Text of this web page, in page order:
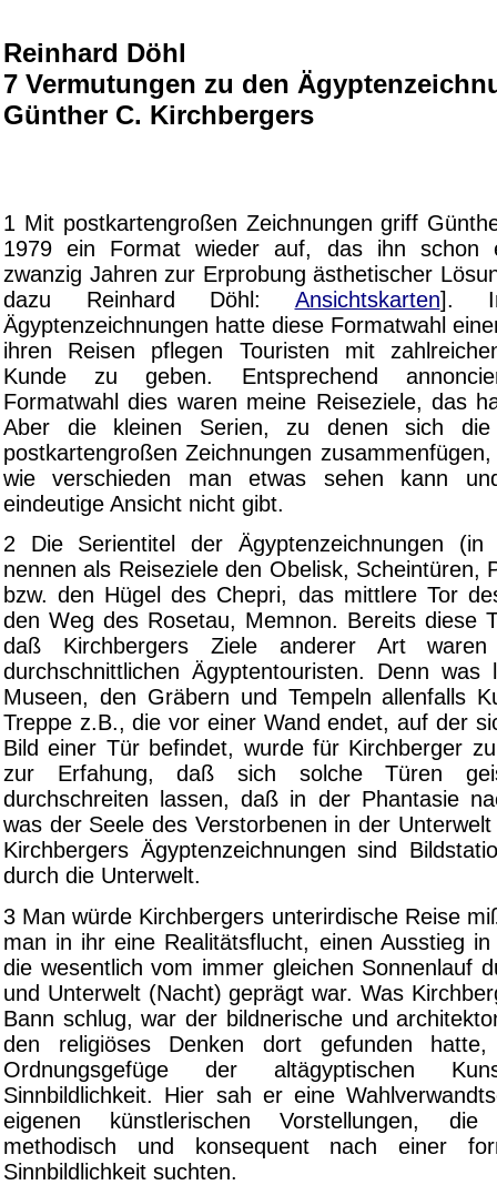
Reinhard Döhl
7 Vermutungen zu den
Günther C. Kirchbergers
1 Mit postkartengroßen Zeichnungen griff
1979 ein Format wieder auf, das ihn schon
zwanzig Jahren zur Erprobung ästhetischer
dazu Reinhard Döhl: Ansichtskarten].
Ägyptenzeichnungen hatte diese Formatwahl
ihren Reisen pflegen Touristen mit
Kunde zu geben. Entsprechend
Formatwahl dies waren meine Reiseziele, das
Aber die kleinen Serien, zu denen sich die
postkartengroßen Zeichnungen
wie verschieden man etwas sehen kann
eindeutige Ansicht nicht gibt.
2 Die Serientitel der Ägyptenzeichnungen (in
nennen als Reiseziele den Obelisk, Scheintüren,
bzw. den Hügel des Chepri, das mittlere Tor
den Weg des Rosetau, Memnon. Bereits diese
daß Kirchbergers Ziele anderer Art
durchschnittlichen Ägyptentouristen. Denn
Museen, den Gräbern und Tempeln allenfalls
Treppe z.B., die vor einer Wand endet, auf der
Bild einer Tür befindet, wurde für Kirchberger
zur Erfahung, daß sich solche Türen
durchschreiten lassen, daß in der Phantasie
was der Seele des Verstorbenen in der
Kirchbergers Ägyptenzeichnungen sind
durch die Unterwelt.
3 Man würde Kirchbergers unterirdische Reise
man in ihr eine Realitätsflucht, einen Ausstieg
die wesentlich vom immer gleichen Sonnenlauf
und Unterwelt (Nacht) geprägt war. Was
Bann schlug, war der bildnerische und
den religiöses Denken dort gefunden
Ordnungsgefüge der altägyptischen
Sinnbildlichkeit. Hier sah er eine
eigenen künstlerischen Vorstellungen,
methodisch und konsequent nach einer
Sinnbildlichkeit suchten.